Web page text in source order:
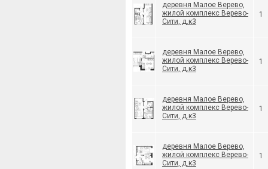
деревня Малое Верево,
жилой комплекс Верево-
Сити, д.к3
1
деревня Малое Верево,
жилой комплекс Верево-
Сити, д.к3
1
деревня Малое Верево,
жилой комплекс Верево-
Сити, д.к3
1
деревня Малое Верево,
жилой комплекс Верево-
Сити, д.к3
1